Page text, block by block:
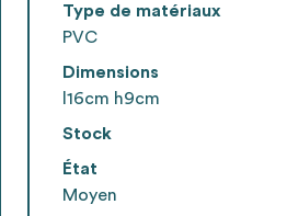
Type de matériaux
PVC
Dimensions
l16cm h9cm
Stock
État
Moyen